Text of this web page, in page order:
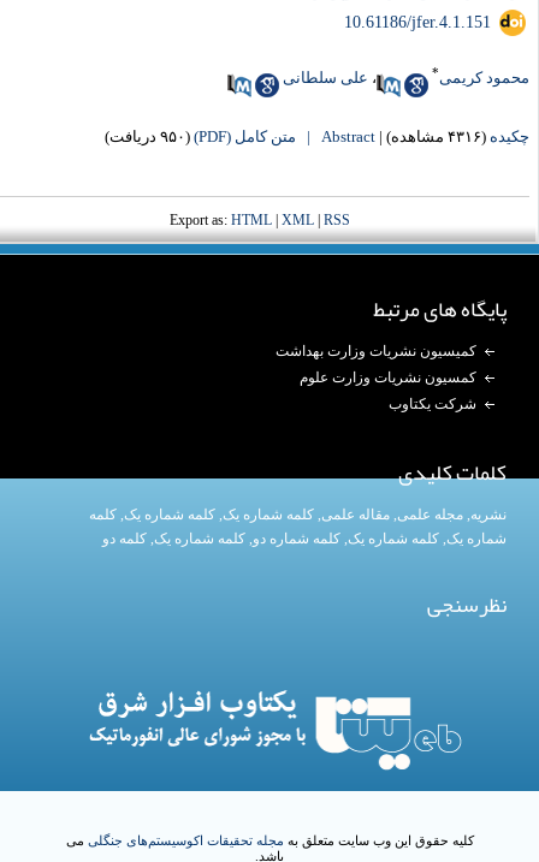
‎ 10.61186/jfer.4.1.151
کریمی ،علی سلطانی
(۴۳۱۶ مشاهده) |
Abstract | متن کامل (PDF) (۹۵۰ دریافت)
Export as:HTML|XML|RSS
پایگاه های مرتبط
کمیسیون نشریات وزارت بهداشت
کمسیون نشریات وزارت علوم
شرکت یکتاوب
کلمات کلیدی
نشریه, مجله علمی,مقاله علمی,کلمه شماره یک , کلمه شماره یک,کلمه
شماره یک ,کلمه شماره یک , کلمه شماره دو,کلمه شماره یک ,کلمه دو
نظرسنجی
کلیه حقوق این وب سایت متعلق به مجله تحقیقات اکوسیستم‌های جنگلیمی
باشد.